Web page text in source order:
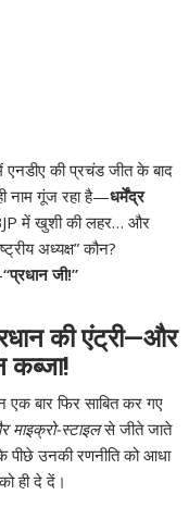
एनडीए की प्रचंड जीत के बाद
नाम गूंज रहा है—धर्मेंद्र
में खुशी की लहर… और
अध्यक्ष” कौन?
“प्रधान जी!”
की एंट्री—और
कब्जा!
एक बार फिर साबित कर गए
स्टाइलसे जीते जाते
पीछे उनकी रणनीति को आधा
ही दे दें।